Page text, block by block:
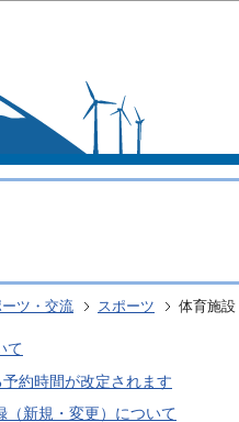
ツ・交流 スポーツ 体育施設
て
約時間が改定されます
（新規・変更）について